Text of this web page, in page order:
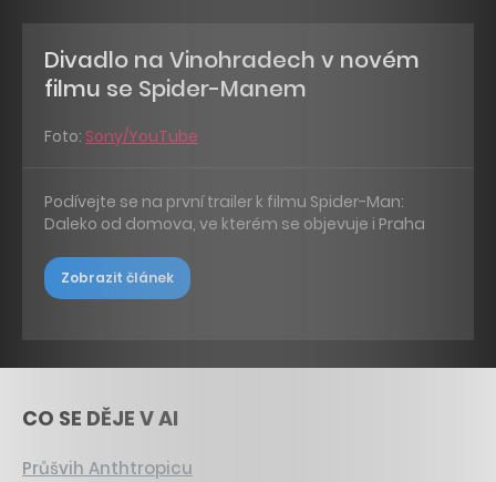
Divadlo na Vinohradech v novém
filmu se Spider-Manem
Foto: Sony/YouTube
Podívejte se na první trailer k filmu Spider-Man:
Daleko od domova, ve kterém se objevuje i Praha
Zobrazit článek
CO SE DĚJE V AI
Průšvih Anthtropicu